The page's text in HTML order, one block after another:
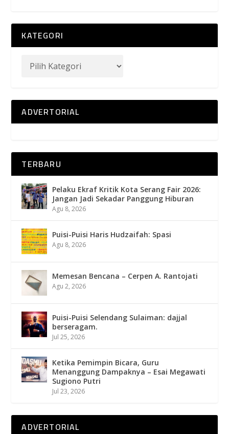
KATEGORI
ADVERTORIAL
TERBARU
Pelaku Ekraf Kritik Kota Serang Fair 2026:
Jangan Jadi Sekadar Panggung Hiburan
Agu 8, 2026
Puisi-Puisi Haris Hudzaifah: Spasi
Agu 8, 2026
Memesan Bencana – Cerpen A. Rantojati
Agu 2, 2026
Puisi-Puisi Selendang Sulaiman: dajjal
berseragam.
Jul 25, 2026
Ketika Pemimpin Bicara, Guru
Menanggung Dampaknya – Esai Megawati
Sugiono Putri
Jul 23, 2026
ADVERTORIAL